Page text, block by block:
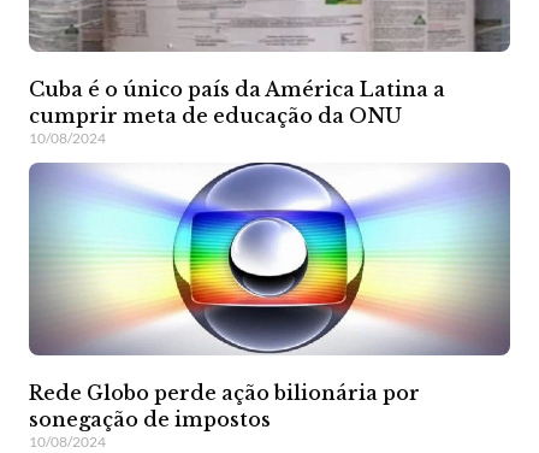
Cuba é o único país da América Latina a
cumprir meta de educação da ONU
10/08/2024
Rede Globo perde ação bilionária por
sonegação de impostos
10/08/2024